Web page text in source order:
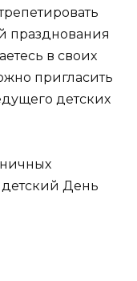
празднования
в своих
пригласить
детских
детский День